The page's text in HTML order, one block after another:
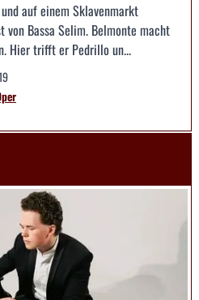
auf einem Sklavenmarkt
Bassa Selim. Belmonte macht
Hier trifft er Pedrillo un...